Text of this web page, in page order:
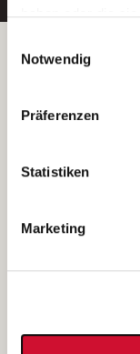
Wenn Sie auf
Sie der
Ihre Einwilligung
indem Sie die
unserer
Notwendig
Präferenzen
Statistiken
Marketing
Betreiber der
Kantstraße 45a
(Ein
e.V.)
Bewerbung als